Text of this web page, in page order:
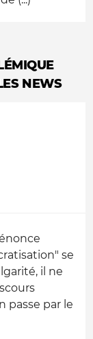
NEWS
se
il ne
passe par le